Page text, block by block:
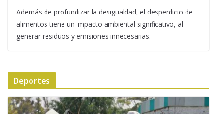
Además de profundizar la desigualdad, el desperdicio de
alimentos tiene un impacto ambiental significativo, al
generar residuos y emisiones innecesarias.
Deportes